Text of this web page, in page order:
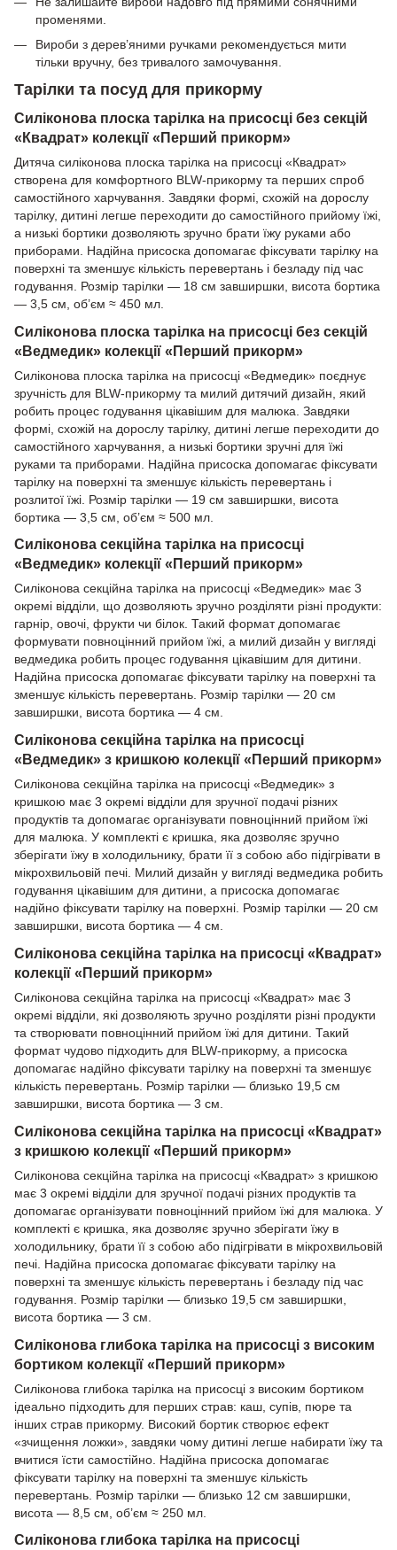
променями.
Вироби з дерев’яними ручками рекомендується мити
тільки вручну, без тривалого замочування.
Тарілки та посуд для прикорму
Силіконова плоска тарілка на присосці без секцій
«Квадрат» колекції «Перший прикорм»
Дитяча силіконова плоска тарілка на присосці «Квадрат»
створена для комфортного BLW-прикорму та перших спроб
самостійного харчування. Завдяки формі, схожій на дорослу
тарілку, дитині легше переходити до самостійного прийому їжі,
а низькі бортики дозволяють зручно брати їжу руками або
приборами. Надійна присоска допомагає фіксувати тарілку на
поверхні та зменшує кількість перевертань і безладу під час
годування. Розмір тарілки — 18 см завширшки, висота бортика
— 3,5 см, об’єм ≈ 450 мл.
Силіконова плоска тарілка на присосці без секцій
«Ведмедик» колекції «Перший прикорм»
Силіконова плоска тарілка на присосці «Ведмедик» поєднує
зручність для BLW-прикорму та милий дитячий дизайн, який
робить процес годування цікавішим для малюка. Завдяки
формі, схожій на дорослу тарілку, дитині легше переходити до
самостійного харчування, а низькі бортики зручні для їжі
руками та приборами. Надійна присоска допомагає фіксувати
тарілку на поверхні та зменшує кількість перевертань і
розлитої їжі. Розмір тарілки — 19 см завширшки, висота
бортика — 3,5 см, об’єм ≈ 500 мл.
Силіконова секційна тарілка на присосці
«Ведмедик» колекції «Перший прикорм»
Силіконова секційна тарілка на присосці «Ведмедик» має 3
окремі відділи, що дозволяють зручно розділяти різні продукти:
гарнір, овочі, фрукти чи білок. Такий формат допомагає
формувати повноцінний прийом їжі, а милий дизайн у вигляді
ведмедика робить процес годування цікавішим для дитини.
Надійна присоска допомагає фіксувати тарілку на поверхні та
зменшує кількість перевертань. Розмір тарілки — 20 см
завширшки, висота бортика — 4 см.
Силіконова секційна тарілка на присосці
«Ведмедик» з кришкою колекції «Перший прикорм»
Силіконова секційна тарілка на присосці «Ведмедик» з
кришкою має 3 окремі відділи для зручної подачі різних
продуктів та допомагає організувати повноцінний прийом їжі
для малюка. У комплекті є кришка, яка дозволяє зручно
зберігати їжу в холодильнику, брати її з собою або підігрівати в
мікрохвильовій печі. Милий дизайн у вигляді ведмедика робить
годування цікавішим для дитини, а присоска допомагає
надійно фіксувати тарілку на поверхні. Розмір тарілки — 20 см
завширшки, висота бортика — 4 см.
Силіконова секційна тарілка на присосці «Квадрат»
колекції «Перший прикорм»
Силіконова секційна тарілка на присосці «Квадрат» має 3
окремі відділи, які дозволяють зручно розділяти різні продукти
та створювати повноцінний прийом їжі для дитини. Такий
формат чудово підходить для BLW-прикорму, а присоска
допомагає надійно фіксувати тарілку на поверхні та зменшує
кількість перевертань. Розмір тарілки — близько 19,5 см
завширшки, висота бортика — 3 см.
Силіконова секційна тарілка на присосці «Квадрат»
з кришкою колекції «Перший прикорм»
Силіконова секційна тарілка на присосці «Квадрат» з кришкою
має 3 окремі відділи для зручної подачі різних продуктів та
допомагає організувати повноцінний прийом їжі для малюка. У
комплекті є кришка, яка дозволяє зручно зберігати їжу в
холодильнику, брати її з собою або підігрівати в мікрохвильовій
печі. Надійна присоска допомагає фіксувати тарілку на
поверхні та зменшує кількість перевертань і безладу під час
годування. Розмір тарілки — близько 19,5 см завширшки,
висота бортика — 3 см.
Силіконова глибока тарілка на присосці з високим
бортиком колекції «Перший прикорм»
Силіконова глибока тарілка на присосці з високим бортиком
ідеально підходить для перших страв: каш, супів, пюре та
інших страв прикорму. Високий бортик створює ефект
«зчищення ложки», завдяки чому дитині легше набирати їжу та
вчитися їсти самостійно. Надійна присоска допомагає
фіксувати тарілку на поверхні та зменшує кількість
перевертань. Розмір тарілки — близько 12 см завширшки,
висота — 8,5 см, об’єм ≈ 250 мл.
Силіконова глибока тарілка на присосці